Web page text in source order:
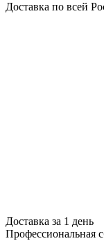
Доставка по всей
Доставка за 1 день
Профессиональная